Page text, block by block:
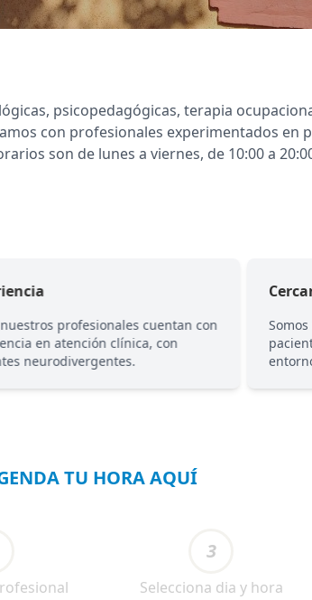
psicopedagógicas, terapia
con profesionales experimentados en
son de lunes a viernes, de 10:00 a
profesionales cuentan con
en atención clínica, con
neurodivergentes.
TU HORA AQUÍ
3
Selecciona dia y hora